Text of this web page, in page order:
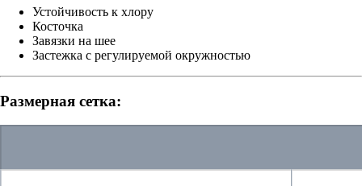
Устойчивость к хлору
Косточка
Завязки на шее
Застежка с регулируемой окружностью
Размерная сетка: